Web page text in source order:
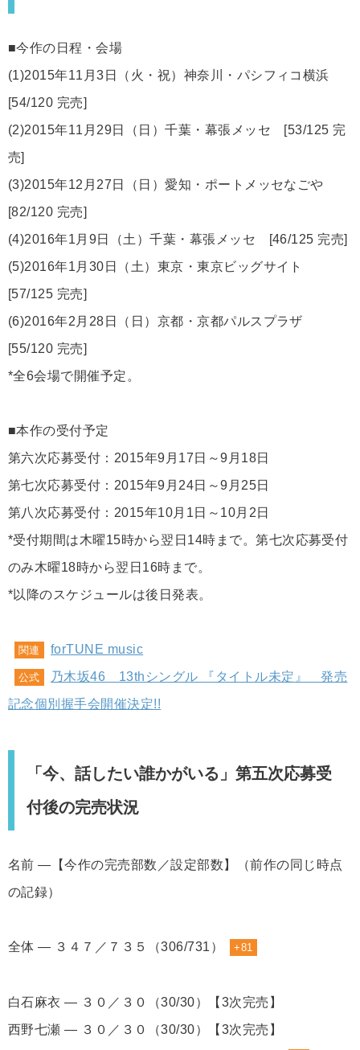
■今作の日程・会場
(1)2015年11月3日（火・祝）神奈川・パシフィコ横浜
[54/120 完売]
(2)2015年11月29日（日）千葉・幕張メッセ [53/125 完
売]
(3)2015年12月27日（日）愛知・ポートメッセなごや
[82/120 完売]
(4)2016年1月9日（土）千葉・幕張メッセ [46/125 完売]
(5)2016年1月30日（土）東京・東京ビッグサイト
[57/125 完売]
(6)2016年2月28日（日）京都・京都パルスプラザ
[55/120 完売]
*全6会場で開催予定。
■本作の受付予定
第六次応募受付：2015年9月17日～9月18日
第七次応募受付：2015年9月24日～9月25日
第八次応募受付：2015年10月1日～10月2日
*受付期間は木曜15時から翌日14時まで。第七次応募受付
のみ木曜18時から翌日16時まで。
*以降のスケジュールは後日発表。
関連 forTUNE music
公式
乃木坂46 13thシングル 『タイトル未定』 発売
記念個別握手会開催決定!!
「今、話したい誰かがいる」第五次応募受
付後の完売状況
名前 ―【今作の完売部数／設定部数】（前作の同じ時点
の記録）
全体 ― ３４７／７３５（306/731） +81
白石麻衣 ― ３０／３０（30/30）【3次完売】
西野七瀬 ― ３０／３０（30/30）【3次完売】